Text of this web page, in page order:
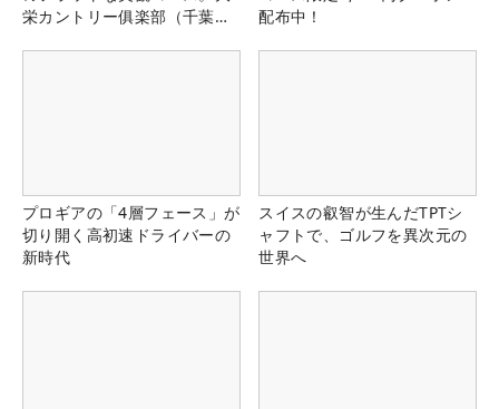
栄カントリー俱楽部（千葉
配布中！
プロギアの「4層フェース」が
切り開く高初速ドライバーの
新時代
スイスの叡智が生んだTPTシ
ャフトで、ゴルフを異次元の
世界へ